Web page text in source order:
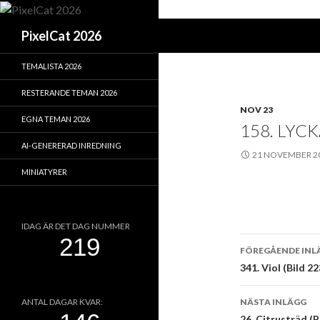
PixelCat 2026
NOV 23
158.
21 NOVEMBER
FÖREGÅENDE
341. Viol (Bild
NÄSTA INLÄGG
TEMALISTA 2026
RESTERANDE TEMAN 2026
EGNA TEMAN 2026
AI-GENERERAD INREDNING
MINIATYRER
IDAG ÄR DET DAG NUMMER
ANTAL DAGAR KVAR: